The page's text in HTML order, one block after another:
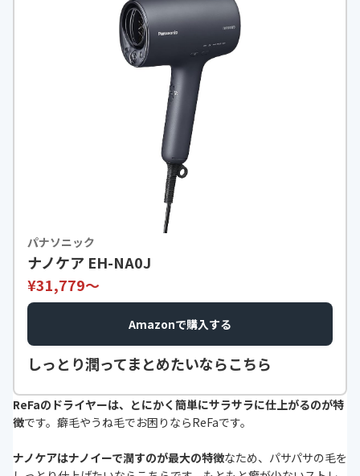
パナソニック
ナノケア EH-NA0J
¥31,779〜
Amazonで購入する
しっとり潤ってまとめたいならこちら
ReFaのドライヤーは、とにかく簡単にサラサラに仕上がるのが特
徴です。癖毛やうね毛でお困りならReFaです。
ナノケアはナノイーで潤すのが最大の特徴なため、パサパサの毛を